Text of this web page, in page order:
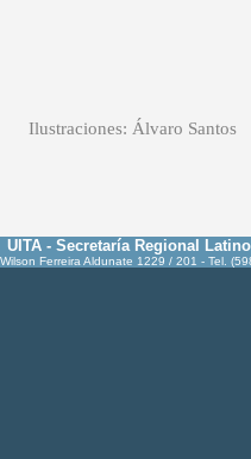
Ilustraciones: Álvaro Santos
UITA - Secretaría Regional
Wilson Ferreira Aldunate 1229 / 201 - Tel.